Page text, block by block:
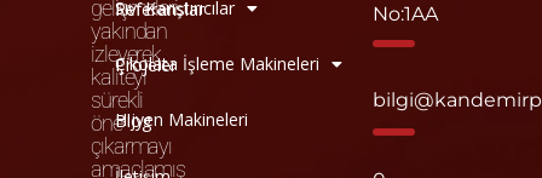
gelişmeleri
yakından
izleyerek
kaliteyi
sürekli
öne
çıkarmayı
amaçlamış
Referanslar
Projeler
Blog
Sıvı Karıştırıcılar
Çikolata İşleme Makineleri
Hijyen Makineleri
No:1AA